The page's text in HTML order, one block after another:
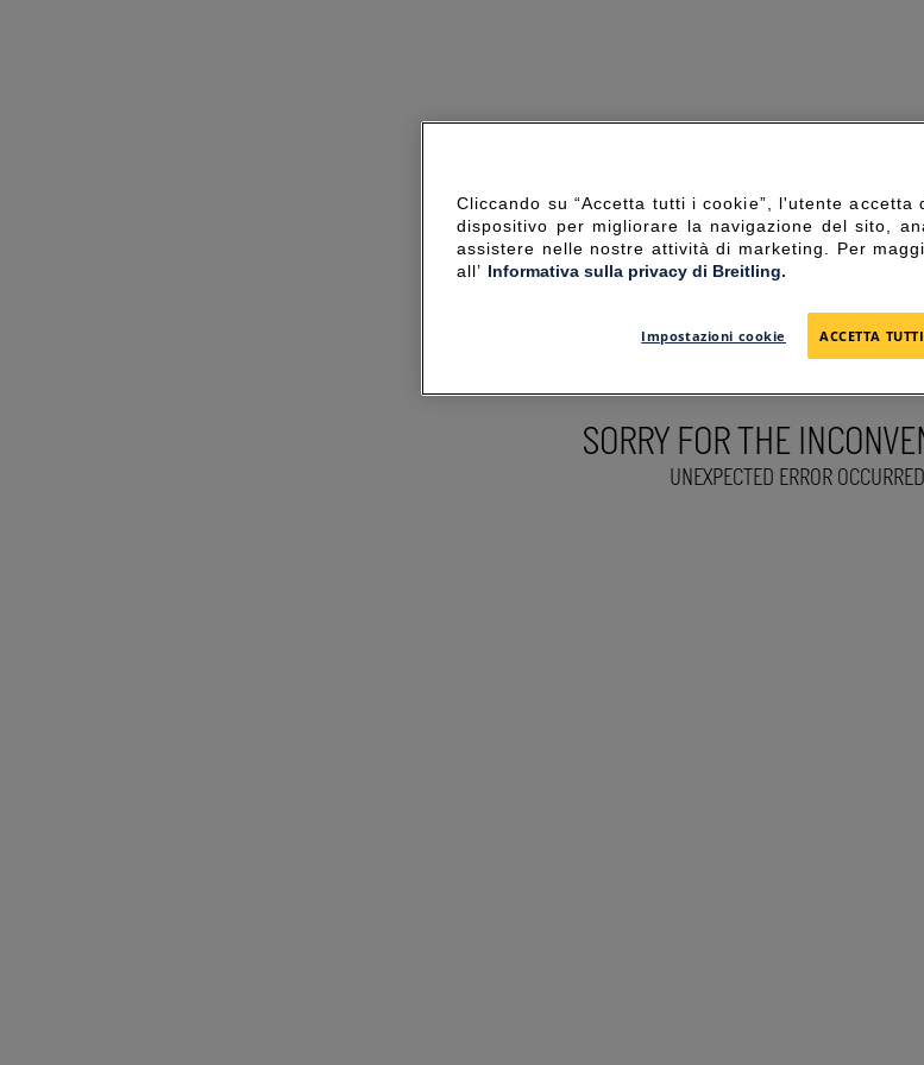
SORRY FOR THE
UNEXPECTED ERROR
Cliccando su “Accetta tutti i cookie”, l'utente accetta
dispositivo per migliorare la navigazione del sito,
assistere nelle nostre attività di marketing. Per
all’ Informativa sulla privacy di Breitling.
Impostazioni cookie ACCETTA